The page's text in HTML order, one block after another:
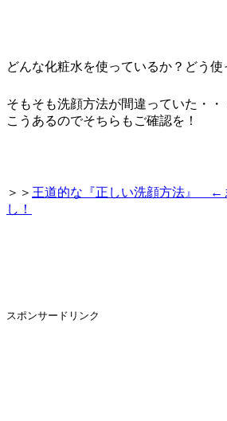
どんな化粧水を使っているか？どう使
そもそも洗顔方法が間違っていた・
こうあるのでそちらもご確認を！
＞＞ 王道的な『正しい洗顔方法』 ←
し！
スポンサードリンク